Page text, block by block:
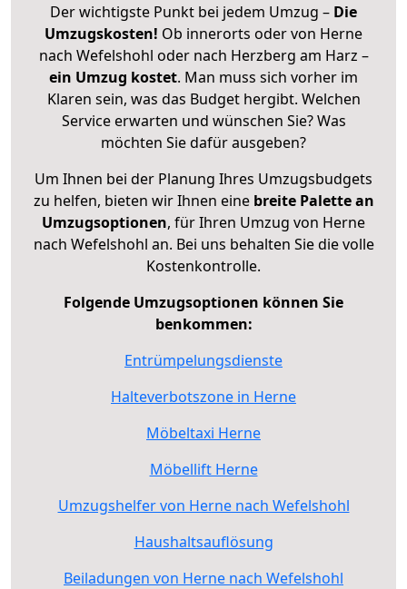
Der wichtigste Punkt bei jedem Umzug – Die
Umzugskosten! Ob innerorts oder von Herne
nach Wefelshohl oder nach Herzberg am Harz –
ein Umzug kostet. Man muss sich vorher im
Klaren sein, was das Budget hergibt. Welchen
Service erwarten und wünschen Sie? Was
möchten Sie dafür ausgeben?
Um Ihnen bei der Planung Ihres Umzugsbudgets
zu helfen, bieten wir Ihnen eine breite Palette an
Umzugsoptionen, für Ihren Umzug von Herne
nach Wefelshohl an. Bei uns behalten Sie die volle
Kostenkontrolle.
Folgende Umzugsoptionen können Sie
benkommen:
Entrümpelungsdienste
Halteverbotszone in Herne
Möbeltaxi Herne
Möbellift Herne
Umzugshelfer von Herne nach Wefelshohl
Haushaltsauflösung
Beiladungen von Herne nach Wefelshohl